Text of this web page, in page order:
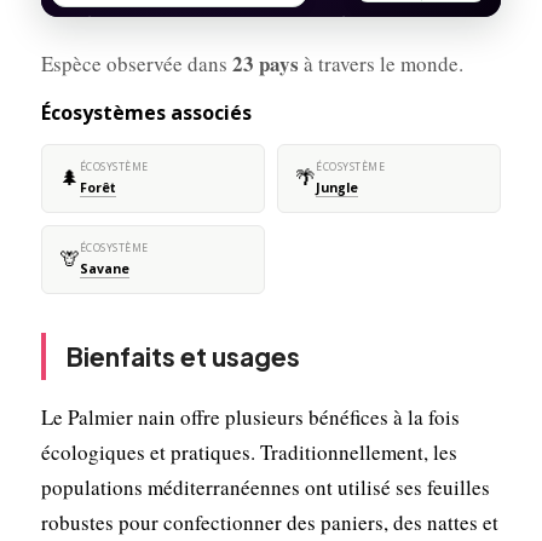
Espèce observée dans 23 pays à travers le monde.
Écosystèmes associés
🌲 ÉCOSYSTÈME
Forêt 🌴ÉCOSYSTÈME
Jungle
🦒ÉCOSYSTÈME
Savane
Bienfaits et usages
Le Palmier nain offre plusieurs bénéfices à la fois
écologiques et pratiques. Traditionnellement, les
populations méditerranéennes ont utilisé ses feuilles
robustes pour confectionner des paniers, des nattes et